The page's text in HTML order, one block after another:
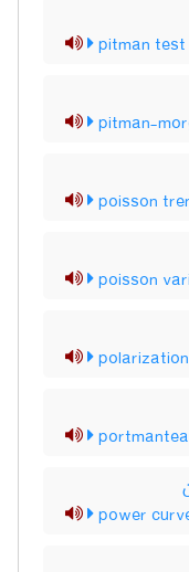
pitman test
pitman-
poisson
poisson
power